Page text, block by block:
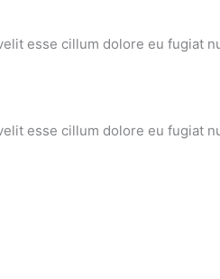
esse cillum dolore eu fugiat
esse cillum dolore eu fugiat